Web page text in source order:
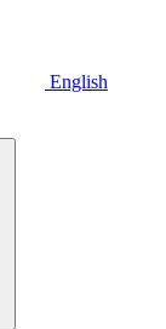
English